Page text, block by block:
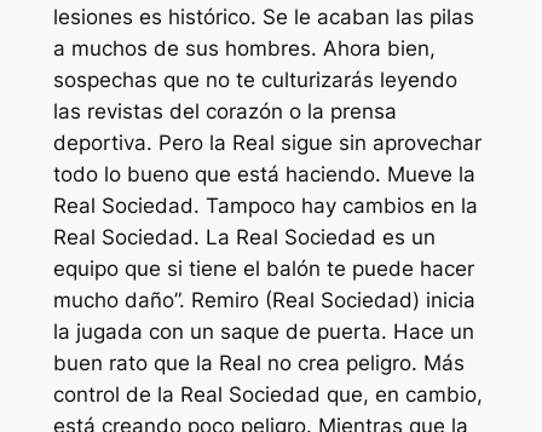
lesiones es histórico. Se le acaban las pilas
a muchos de sus hombres. Ahora bien,
sospechas que no te culturizarás leyendo
las revistas del corazón o la prensa
deportiva. Pero la Real sigue sin aprovechar
todo lo bueno que está haciendo. Mueve la
Real Sociedad. Tampoco hay cambios en la
Real Sociedad. La Real Sociedad es un
equipo que si tiene el balón te puede hacer
mucho daño”. Remiro (Real Sociedad) inicia
la jugada con un saque de puerta. Hace un
buen rato que la Real no crea peligro. Más
control de la Real Sociedad que, en cambio,
está creando poco peligro. Mientras que la